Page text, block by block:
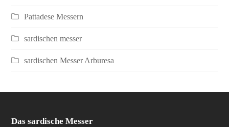
Pattadese Messern
sardischen messer
sardischen Messer Arburesa
Das sardische Messer